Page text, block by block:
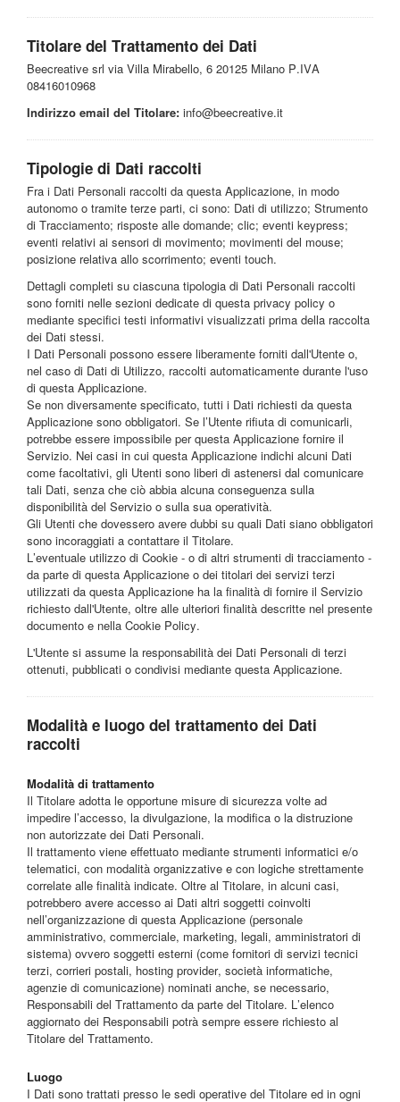
Titolare del Trattamento dei Dati
Beecreative srl via Villa Mirabello, 6 20125 Milano P.IVA
08416010968
Indirizzo email del Titolare: info@beecreative.it
Tipologie di Dati raccolti
Fra i Dati Personali raccolti da questa Applicazione, in modo
autonomo o tramite terze parti, ci sono: Dati di utilizzo; Strumento
di Tracciamento; risposte alle domande; clic; eventi keypress;
eventi relativi ai sensori di movimento; movimenti del mouse;
posizione relativa allo scorrimento; eventi touch.
Dettagli completi su ciascuna tipologia di Dati Personali raccolti
sono forniti nelle sezioni dedicate di questa privacy policy o
mediante specifici testi informativi visualizzati prima della raccolta
dei Dati stessi.
I Dati Personali possono essere liberamente forniti dall'Utente o,
nel caso di Dati di Utilizzo, raccolti automaticamente durante l'uso
di questa Applicazione.
Se non diversamente specificato, tutti i Dati richiesti da questa
Applicazione sono obbligatori. Se l’Utente rifiuta di comunicarli,
potrebbe essere impossibile per questa Applicazione fornire il
Servizio. Nei casi in cui questa Applicazione indichi alcuni Dati
come facoltativi, gli Utenti sono liberi di astenersi dal comunicare
tali Dati, senza che ciò abbia alcuna conseguenza sulla
disponibilità del Servizio o sulla sua operatività.
Gli Utenti che dovessero avere dubbi su quali Dati siano obbligatori
sono incoraggiati a contattare il Titolare.
L’eventuale utilizzo di Cookie - o di altri strumenti di tracciamento -
da parte di questa Applicazione o dei titolari dei servizi terzi
utilizzati da questa Applicazione ha la finalità di fornire il Servizio
richiesto dall'Utente, oltre alle ulteriori finalità descritte nel presente
documento e nella Cookie Policy.
L'Utente si assume la responsabilità dei Dati Personali di terzi
ottenuti, pubblicati o condivisi mediante questa Applicazione.
Modalità e luogo del trattamento dei Dati
raccolti
Modalità di trattamento
Il Titolare adotta le opportune misure di sicurezza volte ad
impedire l’accesso, la divulgazione, la modifica o la distruzione
non autorizzate dei Dati Personali.
Il trattamento viene effettuato mediante strumenti informatici e/o
telematici, con modalità organizzative e con logiche strettamente
correlate alle finalità indicate. Oltre al Titolare, in alcuni casi,
potrebbero avere accesso ai Dati altri soggetti coinvolti
nell’organizzazione di questa Applicazione (personale
amministrativo, commerciale, marketing, legali, amministratori di
sistema) ovvero soggetti esterni (come fornitori di servizi tecnici
terzi, corrieri postali, hosting provider, società informatiche,
agenzie di comunicazione) nominati anche, se necessario,
Responsabili del Trattamento da parte del Titolare. L’elenco
aggiornato dei Responsabili potrà sempre essere richiesto al
Titolare del Trattamento.
Luogo
I Dati sono trattati presso le sedi operative del Titolare ed in ogni